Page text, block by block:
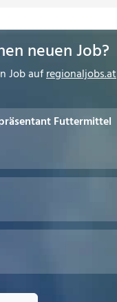
neuen Job?
Job aufregionaljobs.at
Futtermittel